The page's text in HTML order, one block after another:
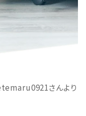
さんより